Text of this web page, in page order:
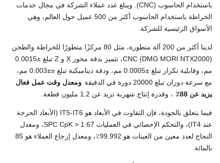
باستخدام الحاسوب (CNC). ويبلغ عدد عملاء الشركة في مجال خدمات
الخراطة باستخدام الحاسوب أكثر من 500 عميل حول العالم، وهي
الأسواق الرئيسية للشركة.
لدينا أكثر من 200 آلة متطورة، مثل 80 مركزًا متطورًا للخراطة والطحن
CNC (DMG MORI NTX2000)، تتميز بدقة محور X و Z تبلغ ±0.0015
مم، وقابلية تكرار تبلغ ±0.0005 مم، ودقة ديناميكية تبلغ ≤±0.003 مم،
مع سرعة دوران تبلغ 20000 دورة في الدقيقة
ومعدل وقت عمل فعال
يزيد عن 88٪
، وقدرة إنتاج شهرية تزيد عن 1.2 مليون قطعة.
فيما يتعلق بالجودة، فإن التفاوت في الأبعاد هو IT5-IT6 (الأبعاد الحرجة
عند IT4)، والتحكم الإحصائي في العمليات SPC CpK > 1.67، ومعدل
النجاح لعدد معين من العينات هو 99.992٪، ومعدل إرجاع العملاء هو 85
بالمائة.